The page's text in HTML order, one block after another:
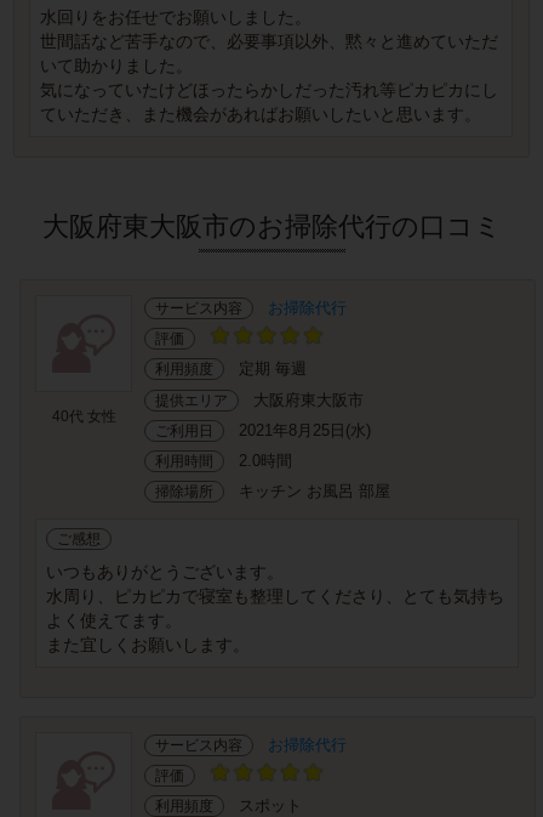
水回りをお任せでお願いしました。
世間話など苦手なので、必要事項以外、黙々と進めていただ
いて助かりました。
気になっていたけどほったらかしだった汚れ等ピカピカにし
ていただき、また機会があればお願いしたいと思います。
大阪府東大阪市のお掃除代行の口コミ
40代 女性
サービス内容 お掃除代行
評価
利用頻度
定期 毎週
提供エリア 大阪府東大阪市
ご利用日 2021年8月25日(水)
利用時間 2.0時間
掃除場所 キッチン お風呂 部屋
ご感想
いつもありがとうございます。
水周り、ピカピカで寝室も整理してくださり、とても気持ち
よく使えてます。
また宜しくお願いします。
サービス内容 お掃除代行
評価
利用頻度
スポット